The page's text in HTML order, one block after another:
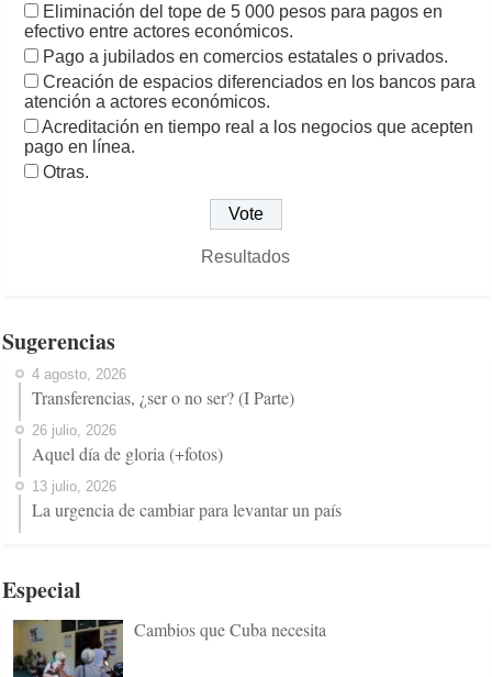
Eliminación del tope de 5 000 pesos para pagos en
efectivo entre actores económicos.
Pago a jubilados en comercios estatales o privados.
Creación de espacios diferenciados en los bancos para
atención a actores económicos.
Acreditación en tiempo real a los negocios que acepten
pago en línea.
Otras.
Resultados
Sugerencias
4 agosto, 2026
Transferencias, ¿ser o no ser? (I Parte)
26 julio, 2026
Aquel día de gloria (+fotos)
13 julio, 2026
La urgencia de cambiar para levantar un país
Especial
Cambios que Cuba necesita